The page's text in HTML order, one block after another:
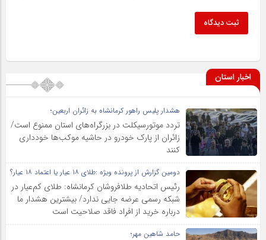
ثبت دیدگاه
اخبار استان
هشدار پلیس راهور کرمانشاه به زائران اربعین؛
تردد موتورسیکلت در بزرگراه‌های استان ممنوع است/
زائران از پارک خودرو در حاشیه موکب‌ها خودداری
کنند
دومین گزارش از پرونده ویژه :طلای ۱۸ عیار یا اعتماد ۱۸ عیار؟
رئیس اتحادیه طلافروشان کرمانشاه: طلای کم‌عیار در
شبکه رسمی عرضه جایی ندارد/ بیشترین هشدار ما
درباره خرید از افراد فاقد صلاحیت است
حامد شاهین مهر؛